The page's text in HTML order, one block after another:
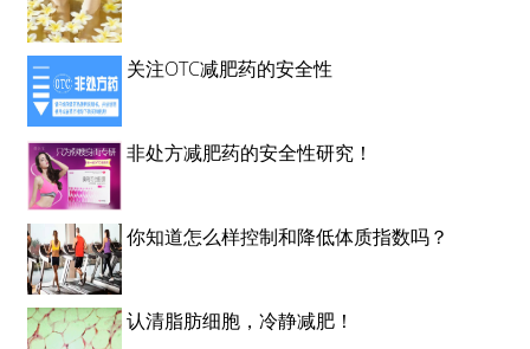
关注OTC减肥药的安全性
非处方减肥药的安全性研究！
你知道怎么样控制和降低体质指数吗？
认清脂肪细胞，冷静减肥！